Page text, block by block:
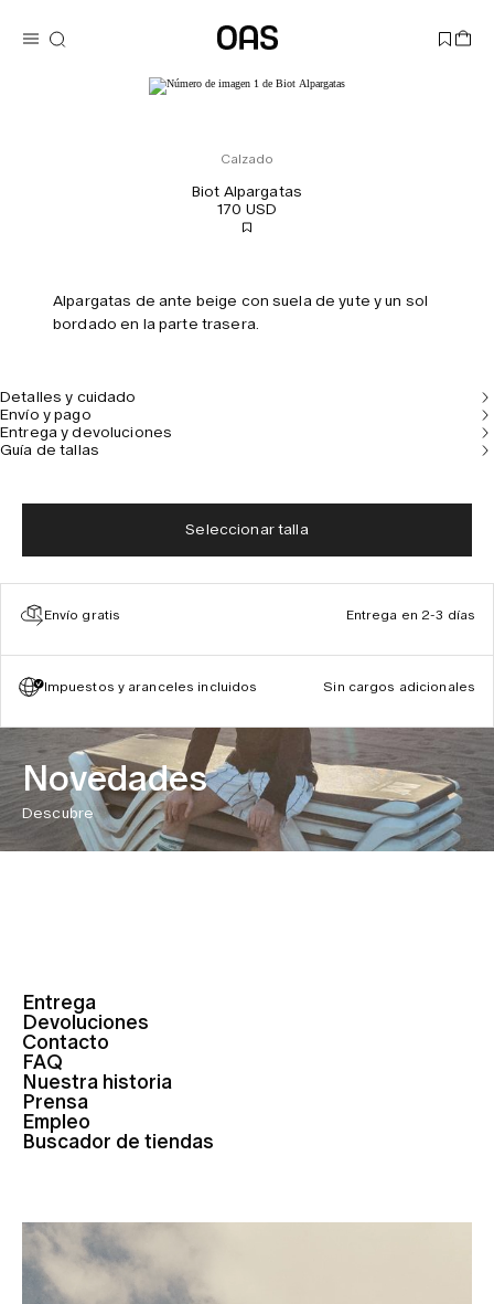
Calzado
Biot Alpargatas
170 USD
Alpargatas de ante beige con suela de yute y un sol
bordado en la parte trasera.
Detalles y cuidado
Envío y pago
Entrega y devoluciones
Guía de tallas
Seleccionar talla
Envío gratis Entrega en 2-3 días
Impuestos y aranceles incluidos Sin cargos adicionales
Novedades
Descubre
Entrega
Devoluciones
Contacto
FAQ
Nuestra historia
Prensa
Empleo
Buscador de tiendas